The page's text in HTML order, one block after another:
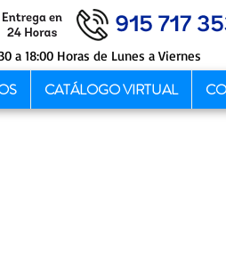
a 18:00 Horas de Lunes a Viernes
CATÁLOGO VIRTUAL